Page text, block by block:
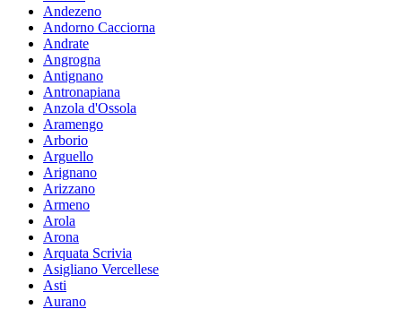
Andezeno
Andorno Cacciorna
Andrate
Angrogna
Antignano
Antronapiana
Anzola d'Ossola
Aramengo
Arborio
Arguello
Arignano
Arizzano
Armeno
Arola
Arona
Arquata Scrivia
Asigliano Vercellese
Asti
Aurano